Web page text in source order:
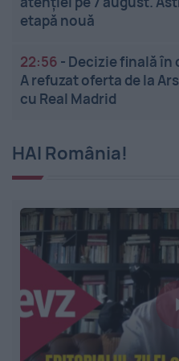
etapă nouă
22:56 - Decizie finală în
A refuzat oferta de la
cu Real Madrid
HAI România!